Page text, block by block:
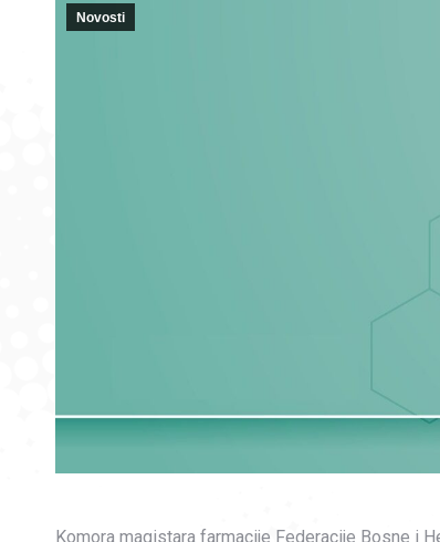
Novosti
Komora magistara farmacije Federacije Bosne i